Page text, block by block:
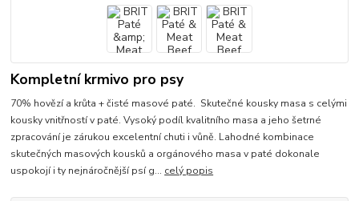
Kompletní krmivo pro psy
70% hovězí a krůta + čisté masové paté. Skutečné kousky masa s celými
kousky vnitřností v paté. Vysoký podíl kvalitního masa a jeho šetrné
zpracování je zárukou excelentní chuti i vůně. Lahodné kombinace
skutečných masových kousků a orgánového masa v paté dokonale
uspokojí i ty nejnáročnější psí g... celý popis